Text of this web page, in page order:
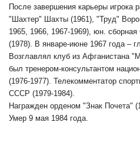
После завершения карьеры игрока
"Шахтер" Шахты (1961), "Труд"
1965, 1966, 1967-1969), юн.
(1978). В январе-июне 1967 года –
Возглавлял клуб из Афганистана
был тренером-консультантом
(1976-1977). Телекомментатор
СССР (1979-1984).
Награжден орденом "Знак Почета"
Умер 9 мая 1984 года.